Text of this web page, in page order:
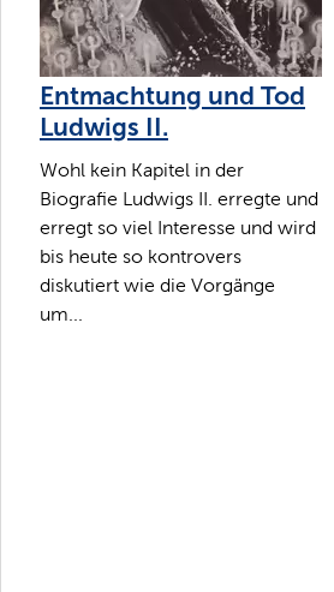
Entmachtung und Tod
Ludwigs II.
Wohl kein Kapitel in der
Biografie Ludwigs II. erregte und
erregt so viel Interesse und wird
bis heute so kontrovers
diskutiert wie die Vorgänge
um...